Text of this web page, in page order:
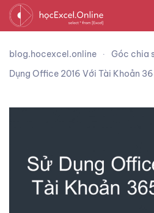
blog.hocexcel.online Góc chia
Dụng Office 2016 Với Tài Khoản